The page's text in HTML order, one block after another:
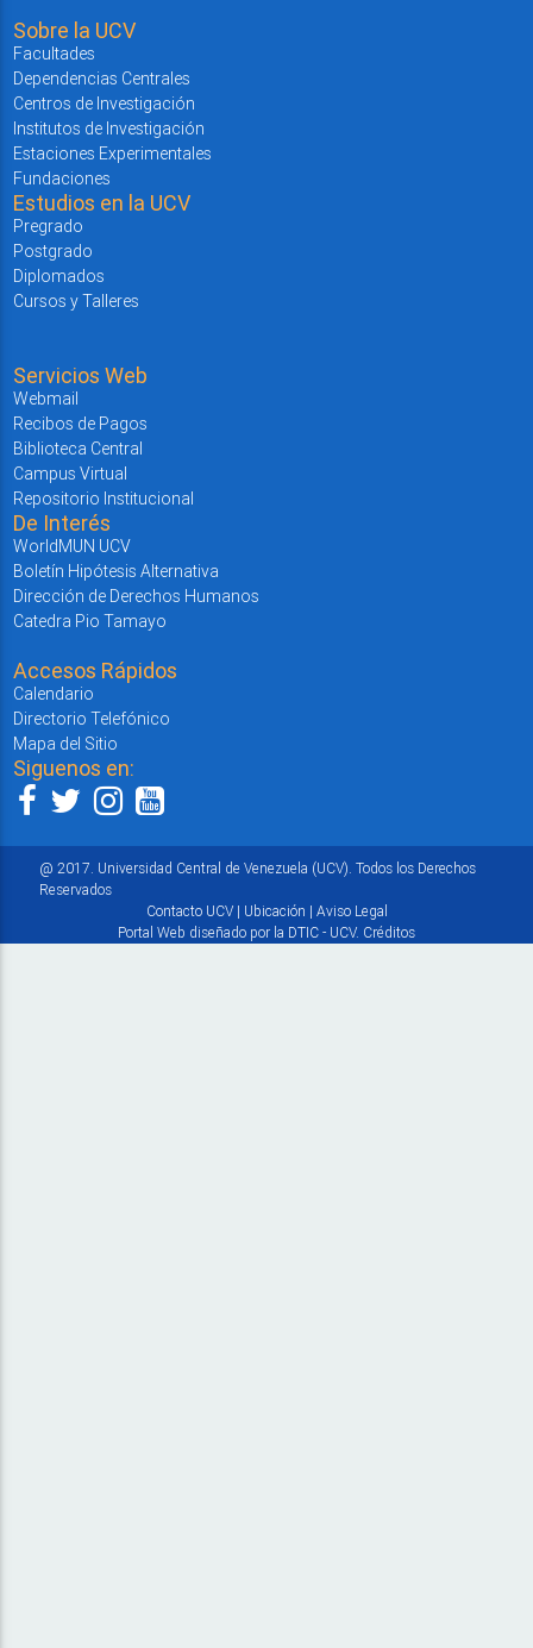
Sobre la UCV
Facultades
Dependencias Centrales
Centros de Investigación
Institutos de Investigación
Estaciones Experimentales
Fundaciones
Estudios en la UCV
Pregrado
Postgrado
Diplomados
Cursos y Talleres
Servicios Web
Webmail
Recibos de Pagos
Biblioteca Central
Campus Virtual
Repositorio Institucional
De Interés
WorldMUN UCV
Boletín Hipótesis Alternativa
Dirección de Derechos Humanos
Catedra Pio Tamayo
Accesos Rápidos
Calendario
Directorio Telefónico
Mapa del Sitio
Siguenos en:
@ 2017. Universidad Central de Venezuela (UCV). Todos los Derechos
Reservados
Contacto UCV| Ubicación | Aviso Legal
Portal Web diseñado por la DTIC - UCV. Créditos